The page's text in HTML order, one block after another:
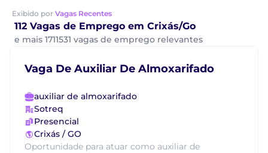
Exibido por Vagas Recentes
112 Vagas de Emprego em Crixás/Go
e mais 1711531 vagas de emprego relevantes
Vaga De Auxiliar De Almoxarifado
auxiliar de almoxarifado
Sotreq
Presencial
Crixás / GO
Oportunidade para atuar como auxiliar de